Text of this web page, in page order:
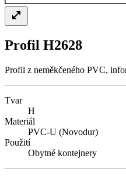
Profil H2628
Profil z neměkčeného PVC,
Tvar
H
Materiál
PVC-U (Novodur)
Použití
Obytné kontejnery